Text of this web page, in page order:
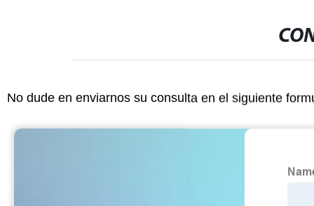
No dude en enviarnos su consulta en el siguiente